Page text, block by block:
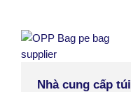
Nhà cung cấp túi